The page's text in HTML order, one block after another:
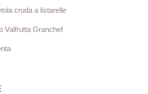
cruda a listarelle
Valfrutta Granchef